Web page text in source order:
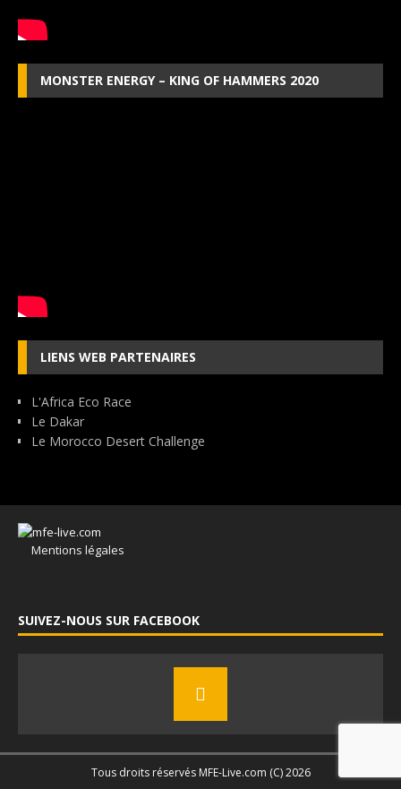
MONSTER ENERGY – KING OF HAMMERS 2020
LIENS WEB PARTENAIRES
L'Africa Eco Race
Le Dakar
Le Morocco Desert Challenge
Mentions légales
SUIVEZ-NOUS SUR FACEBOOK
Tous droits réservés MFE-Live.com (C) 2026